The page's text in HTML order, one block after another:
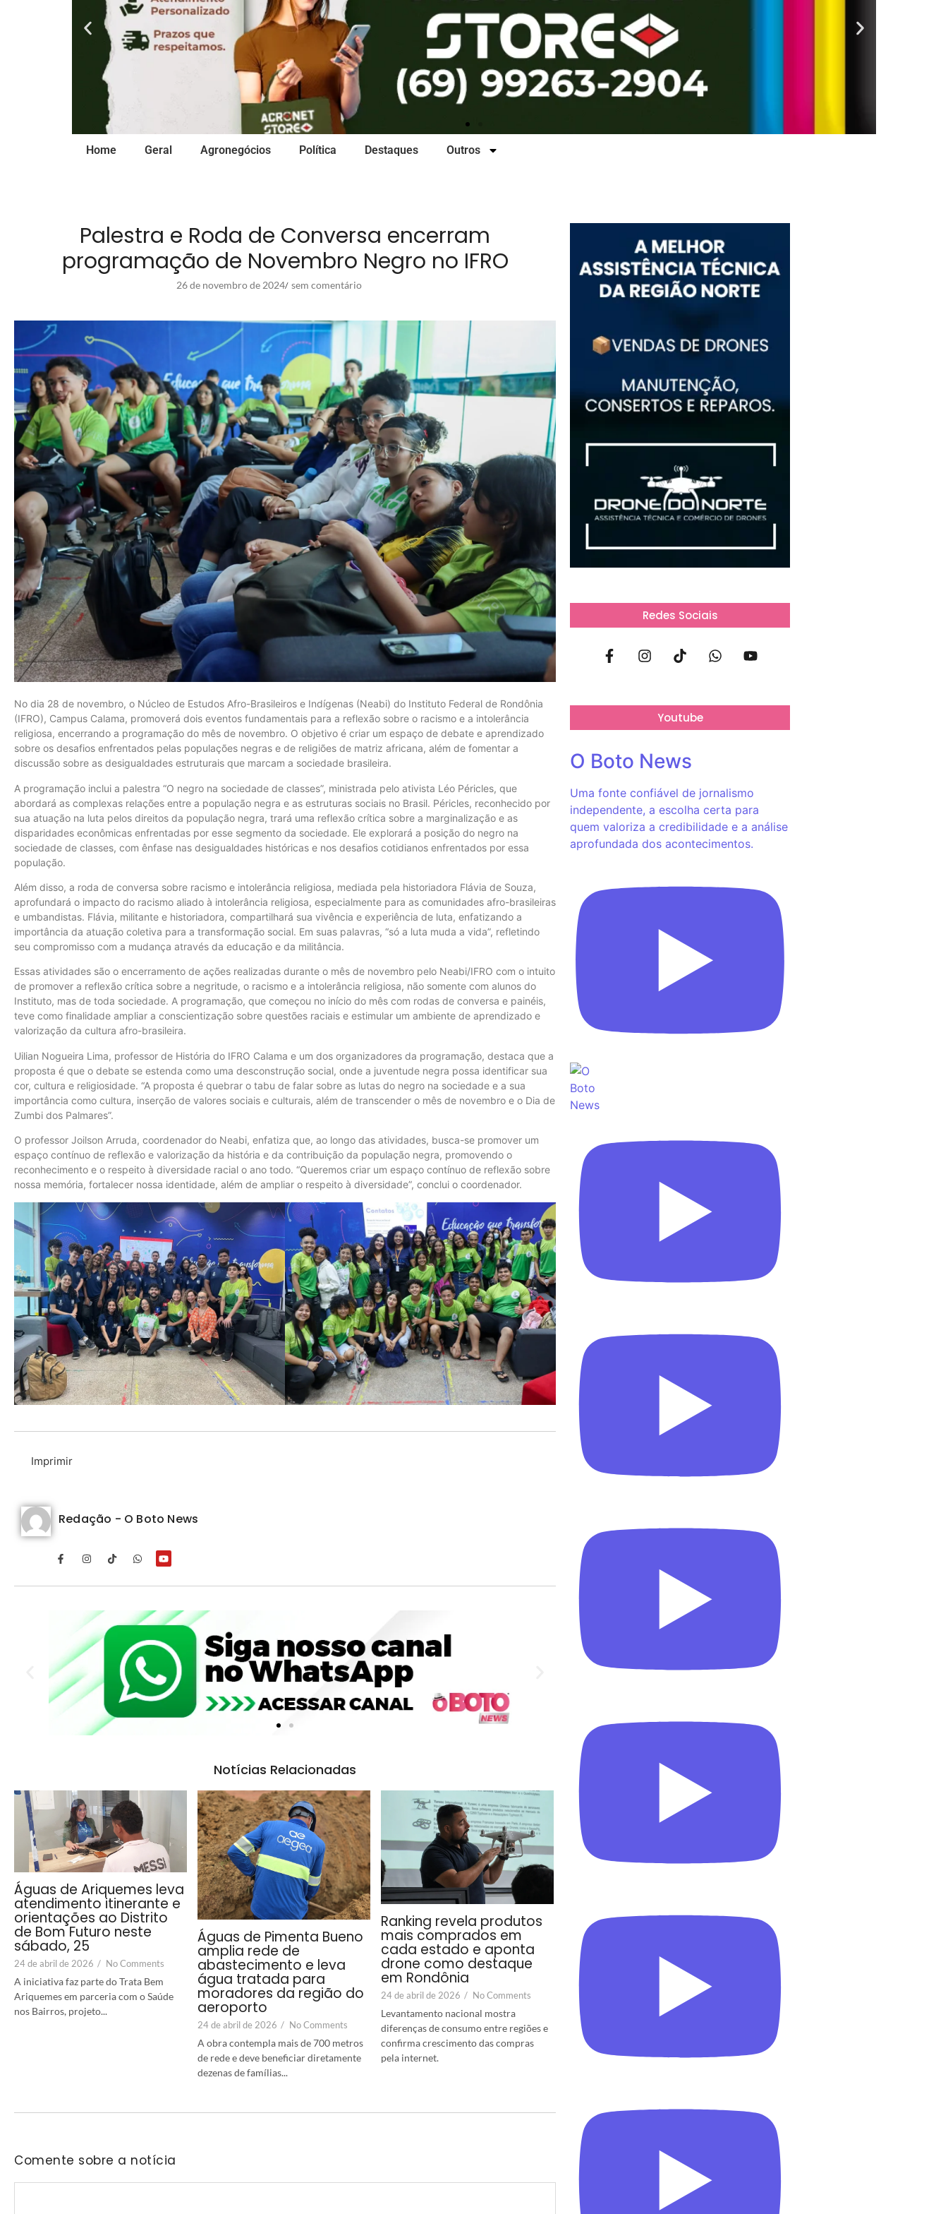
Home Geral Agronegócios Política Destaques Outros
Palestra e Roda de Conversa encerram
programação de Novembro Negro no IFRO
26 de novembro de 2024/ sem comentário
No dia 28 de novembro, o Núcleo de Estudos Afro-Brasileiros e Indígenas (Neabi) do Instituto Federal de Rondônia
(IFRO), Campus Calama, promoverá dois eventos fundamentais para a reflexão sobre o racismo e a intolerância
religiosa, encerrando a programação do mês de novembro. O objetivo é criar um espaço de debate e aprendizado
sobre os desafios enfrentados pelas populações negras e de religiões de matriz africana, além de fomentar a
discussão sobre as desigualdades estruturais que marcam a sociedade brasileira.
A programação inclui a palestra “O negro na sociedade de classes”, ministrada pelo ativista Léo Péricles, que
abordará as complexas relações entre a população negra e as estruturas sociais no Brasil. Péricles, reconhecido por
sua atuação na luta pelos direitos da população negra, trará uma reflexão crítica sobre a marginalização e as
disparidades econômicas enfrentadas por esse segmento da sociedade. Ele explorará a posição do negro na
sociedade de classes, com ênfase nas desigualdades históricas e nos desafios cotidianos enfrentados por essa
população.
Além disso, a roda de conversa sobre racismo e intolerância religiosa, mediada pela historiadora Flávia de Souza,
aprofundará o impacto do racismo aliado à intolerância religiosa, especialmente para as comunidades afro-brasileiras
e umbandistas. Flávia, militante e historiadora, compartilhará sua vivência e experiência de luta, enfatizando a
importância da atuação coletiva para a transformação social. Em suas palavras, “só a luta muda a vida”, refletindo
seu compromisso com a mudança através da educação e da militância.
Essas atividades são o encerramento de ações realizadas durante o mês de novembro pelo Neabi/IFRO com o intuito
de promover a reflexão crítica sobre a negritude, o racismo e a intolerância religiosa, não somente com alunos do
Instituto, mas de toda sociedade. A programação, que começou no início do mês com rodas de conversa e painéis,
teve como finalidade ampliar a conscientização sobre questões raciais e estimular um ambiente de aprendizado e
valorização da cultura afro-brasileira.
Uilian Nogueira Lima, professor de História do IFRO Calama e um dos organizadores da programação, destaca que a
proposta é que o debate se estenda como uma desconstrução social, onde a juventude negra possa identificar sua
cor, cultura e religiosidade. “A proposta é quebrar o tabu de falar sobre as lutas do negro na sociedade e a sua
importância como cultura, inserção de valores sociais e culturais, além de transcender o mês de novembro e o Dia de
Zumbi dos Palmares”.
O professor Joilson Arruda, coordenador do Neabi, enfatiza que, ao longo das atividades, busca-se promover um
espaço contínuo de reflexão e valorização da história e da contribuição da população negra, promovendo o
reconhecimento e o respeito à diversidade racial o ano todo. “Queremos criar um espaço contínuo de reflexão sobre
nossa memória, fortalecer nossa identidade, além de ampliar o respeito à diversidade”, conclui o coordenador.
Imprimir
Redação - O Boto News
Notícias Relacionadas
Águas de Ariquemes leva
atendimento itinerante e
orientações ao Distrito
de Bom Futuro neste
sábado, 25
24 de abril de 2026 / No Comments
A iniciativa faz parte do Trata Bem
Ariquemes em parceria com o Saúde
nos Bairros, projeto...
Águas de Pimenta Bueno
amplia rede de
abastecimento e leva
água tratada para
moradores da região do
aeroporto
24 de abril de 2026 / No Comments
A obra contempla mais de 700 metros
de rede e deve beneficiar diretamente
dezenas de famílias...
Ranking revela produtos
mais comprados em
cada estado e aponta
drone como destaque
em Rondônia
24 de abril de 2026 / No Comments
Levantamento nacional mostra
diferenças de consumo entre regiões e
confirma crescimento das compras
pela internet.
Comente sobre a notícia
Redes Sociais
Youtube
O Boto News
Uma fonte confiável de jornalismo
independente, a escolha certa para
quem valoriza a credibilidade e a análise
aprofundada dos acontecimentos.